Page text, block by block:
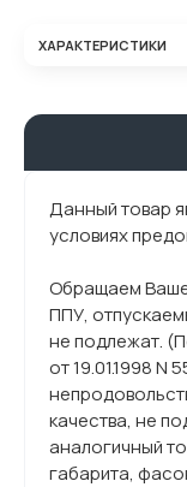
ХАРАКТЕРИСТИКИ
Данный товар
условиях
Обращаем Ваше
ППУ,
не подлежат.
от 19.01.1998 N
качества, не
аналогичный
габарита,